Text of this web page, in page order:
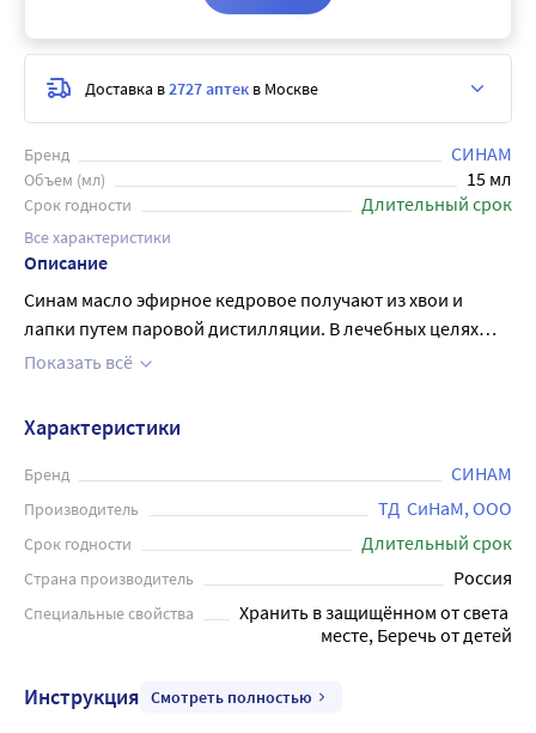
Бренд СИНАМ
Объем (мл) 15 мл
Срок годности Длительный срок
Все характеристики
Описание
Синам масло эфирное кедровое получают из хвои и
лапки путем паровой дистилляции. В лечебных целях
кедровое масло используют с древнейших времен.
упоминается, более 5000 лет. Масло кедра обладает
антисептическими свойствами. Применяется при
вирусных инфекциях, рекомендуется при гриппе,
бронхите, простуде. Устраняет болевые ощущения и
воспалительные процессы при артрите, ревматизме.
Оказывает противовоспалительное действие на кожные
покровы, эффективное средство для лечения ран,
ожогов, кожных инфекций. Используется для
реакции. Перед применение рекомендуется сделать тест
Показать всё
Доставка в2727 аптек в Москве
Характеристики
Бренд СИНАМ
Производитель ТД  СиНаМ, ООО
Срок годности Длительный срок
Страна производитель Россия
Специальные свойства
Хранить в защищённом от света
месте, Беречь от детей
Инструкция Смотреть полностью